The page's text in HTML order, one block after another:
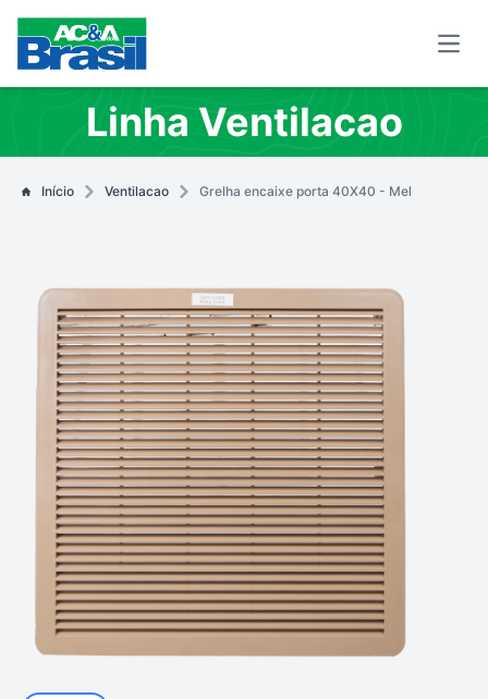
Linha Ventilacao
Início Ventilacao Grelha encaixe porta 40X40 - Mel